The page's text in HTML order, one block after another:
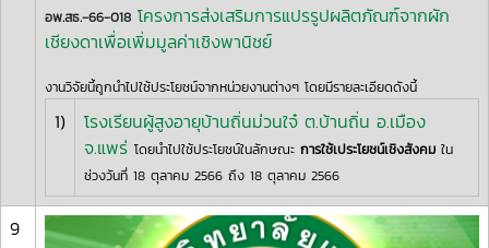
อพ.สธ.-66-018 โครงการส่งเสริมการแปรรูปผลิตภัณฑ์จากผัก
เชียงดาเพื่อเพิ่มมูลค่าเชิงพานิชย์
งานวิจัยนี้ถูกนำไปใช้ประโยชน์จากหน่วยงานต่างๆ โดยมีรายละเอียดดังนี้
1)
โรงเรียนผู้สูงอายุบ้านถิ่นม่วนใจ๋ ต.บ้านถิ่น อ.เมือง
จ.แพร่ โดยนำไปใช้ประโยชน์ในลักษณะ การใช้เประโยชน์เชิงสังคม ใน
ช่วงวันที่ 18 ตุลาคม 2566 ถึง 18 ตุลาคม 2566
9